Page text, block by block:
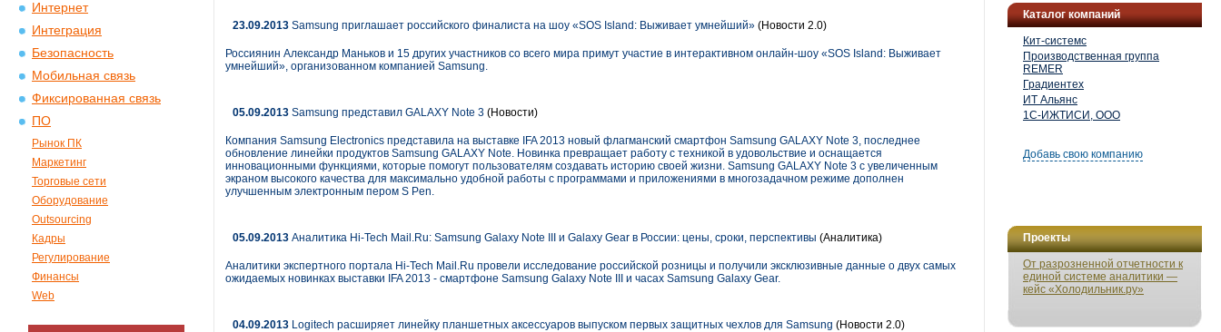
Интернет
Интеграция
Безопасность
Мобильная связь
Фиксированная связь
ПО
Рынок ПК
Маркетинг
Торговые сети
Оборудование
Outsourcing
Кадры
Регулирование
Финансы
Web
Каталог компаний
Кит-системс
Производственная группа
REMER
Градиентех
ИТ Альянс
1С-ИЖТИСИ, ООО
Добавь свою компанию
Проекты
От разрозненной отчетности к
единой системе аналитики —
кейс «Холодильник.ру»
23.09.2013 Samsung приглашает российского финалиста на шоу «SOS Island: Выживает умнейший» (Новости 2.0)
Россиянин Александр Маньков и 15 других участников со всего мира примут участие в интерактивном онлайн-шоу «SOS Island: Выживает
умнейший», организованном компанией Samsung.
05.09.2013 Samsung представил GALAXY Note 3 (Новости)
Компания Samsung Electronics представила на выставке IFA 2013 новый флагманский смартфон Samsung GALAXY Note 3, последнее
обновление линейки продуктов Samsung GALAXY Note. Новинка превращает работу с техникой в удовольствие и оснащается
инновационными функциями, которые помогут пользователям создавать историю своей жизни. Samsung GALAXY Note 3 с увеличенным
экраном высокого качества для максимально удобной работы с программами и приложениями в многозадачном режиме дополнен
улучшенным электронным пером S Pen.
05.09.2013 Аналитика Hi-Tech Mail.Ru: Samsung Galaxy Note III и Galaxy Gear в России: цены, сроки, перспективы (Аналитика)
Аналитики экспертного портала Hi-Tech Mail.Ru провели исследование российской розницы и получили эксклюзивные данные о двух самых
ожидаемых новинках выставки IFA 2013 - смартфоне Samsung Galaxy Note III и часах Samsung Galaxy Gear.
04.09.2013 Logitech расширяет линейку планшетных аксессуаров выпуском первых защитных чехлов для Samsung (Новости 2.0)